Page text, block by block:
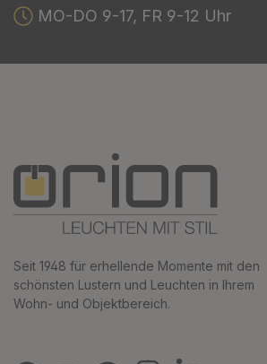
MO-DO 9-17, FR 9-12 Uhr
Seit 1948 für erhellende Momente mit den
schönsten Lustern und Leuchten in Ihrem
Wohn- und Objektbereich.